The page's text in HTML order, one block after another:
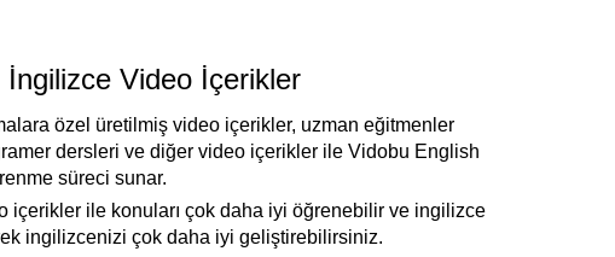
Video İçerikler
özel üretilmiş video içerikler, uzman eğitmenler
dersleri ve diğer video içerikler ile Vidobu English
süreci sunar.
içerikler ile konuları çok daha iyi öğrenebilir ve ingilizce
ingilizcenizi çok daha iyi geliştirebilirsiniz.